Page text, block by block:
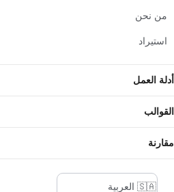
من نحن
استيراد
أدلة العمل
القوالب
مقارنة